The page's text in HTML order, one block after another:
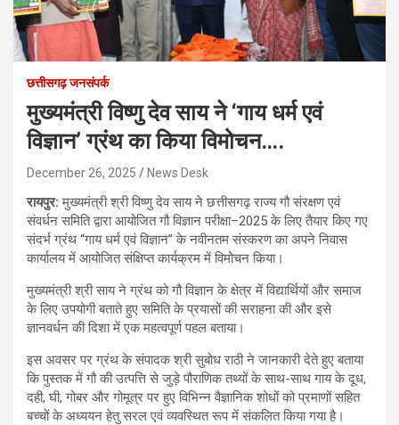
छत्तीसगढ़ जनसंपर्क
मुख्यमंत्री विष्णु देव साय ने ‘गाय धर्म एवं
विज्ञान’ ग्रंथ का किया विमोचन….
December 26, 2025 News Desk
रायपुर:मुख्यमंत्री श्री विष्णु देव साय ने छत्तीसगढ़ राज्य गौ संरक्षण एवं
संवर्धन समिति द्वारा आयोजित गौ विज्ञान परीक्षा–2025 के लिए तैयार किए गए
संदर्भ ग्रंथ “गाय धर्म एवं विज्ञान” के नवीनतम संस्करण का अपने निवास
कार्यालय में आयोजित संक्षिप्त कार्यक्रम में विमोचन किया।
मुख्यमंत्री श्री साय ने ग्रंथ को गौ विज्ञान के क्षेत्र में विद्यार्थियों और समाज
के लिए उपयोगी बताते हुए समिति के प्रयासों की सराहना की और इसे
ज्ञानवर्धन की दिशा में एक महत्वपूर्ण पहल बताया।
इस अवसर पर ग्रंथ के संपादक श्री सुबोध राठी ने जानकारी देते हुए बताया
कि पुस्तक में गौ की उत्पत्ति से जुड़े पौराणिक तथ्यों के साथ-साथ गाय के दूध,
दही, घी, गोबर और गोमूत्र पर हुए विभिन्न वैज्ञानिक शोधों को प्रमाणों सहित
बच्चों के अध्ययन हेतु सरल एवं व्यवस्थित रूप में संकलित किया गया है।